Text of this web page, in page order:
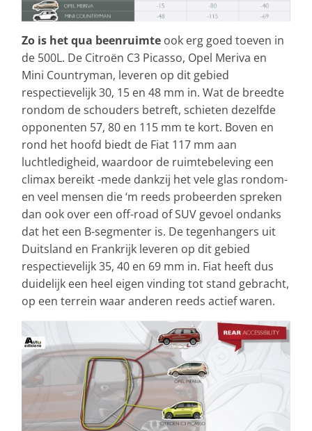
Zo is het qua beenruimte ook erg goed toeven in
de 500L. De Citroën C3 Picasso, Opel Meriva en
Mini Countryman, leveren op dit gebied
respectievelijk 30, 15 en 48 mm in. Wat de breedte
rondom de schouders betreft, schieten dezelfde
opponenten 57, 80 en 115 mm te kort. Boven en
rond het hoofd biedt de Fiat 117 mm aan
luchtledigheid, waardoor de ruimtebeleving een
climax bereikt -mede dankzij het vele glas rondom-
en veel mensen die ‘m reeds probeerden spreken
dan ook over een off-road of SUV gevoel ondanks
dat het een B-segmenter is. De tegenhangers uit
Duitsland en Frankrijk leveren op dit gebied
respectievelijk 35, 40 en 69 mm in. Fiat heeft dus
duidelijk een heel eigen vinding tot stand gebracht,
op een terrein waar anderen reeds actief waren.